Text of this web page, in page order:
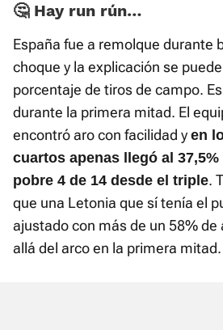
🤔 Hay run rún…
España fue a remolque durante
choque y la explicación se
porcentaje de tiros de campo.
durante la primera mitad. El
encontró aro con facilidad y en
cuartos apenas llegó al
pobre 4 de 14 desde el triple.
que una Letonia que sí tenía el
ajustado con más de un 58%
allá del arco en la primera mitad.